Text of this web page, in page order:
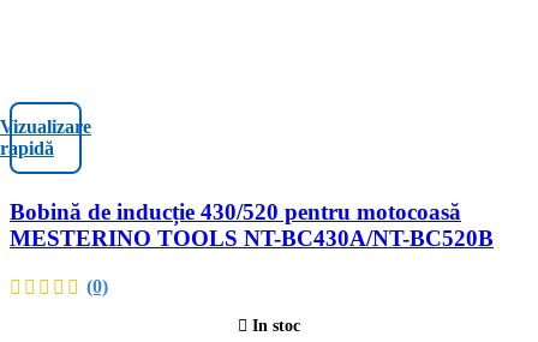
Vizualizare
rapidă
Bobină de inducție 430/520 pentru motocoasă
MESTERINO TOOLS NT-BC430A/NT-BC520B
(0)
In stoc